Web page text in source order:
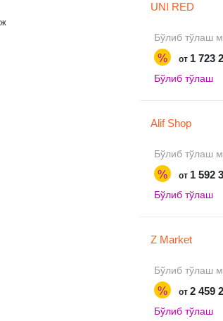
UNI RED
Бўлиб тўлаш
% от 1 723
Бўлиб тўлаш
Alif Shop
Бўлиб тўлаш
% от 1 592
Бўлиб тўлаш
Z Market
Бўлиб тўлаш
% от 2 459
Бўлиб тўлаш